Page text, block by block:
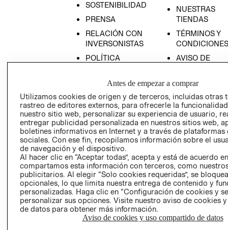
SOSTENIBILIDAD
PRENSA
RELACIÓN CON
INVERSONISTAS
POLÍTICA
NUESTRAS
TIENDAS
TÉRMINOS Y
CONDICIONES
AVISO DE
GIFT CARD
AVISO DE
COOKIES
LIBRO DE
Ecuador ($)
Antes de empezar a comprar
Utilizamos cookies de origen y de terceros, incluidas otras
rastreo de editores externos, para ofrecerle la
nuestro sitio web, personalizar su experiencia de usuario,
entregar publicidad personalizada en nuestros sitios web,
boletines informativos en Internet y a través de plataformas
sociales. Con ese fin, recopilamos información sobre el
de navegación y el dispositivo.
Al hacer clic en “Aceptar todas”, acepta y está de acuerdo
compartamos esta información con terceros, como
publicitarios. Al elegir “Solo cookies requeridas”, se
opcionales, lo que limita nuestra entrega de contenido y
personalizadas. Haga clic en “Configuración de cookies y
personalizar sus opciones. Visite nuestro aviso de cookies
de datos para obtener más información.
Aviso de cookies y uso compartido de datos